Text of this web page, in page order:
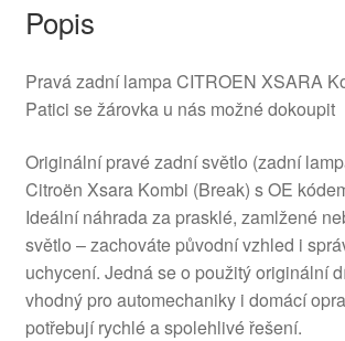
Popis
Pravá zadní lampa CITROEN XSARA
Patici se žárovka u nás možné dokoupit
Originální pravé zadní světlo (zadní
Citroën Xsara Kombi (Break) s OE
Ideální náhrada za prasklé, zamlžené
světlo – zachováte původní vzhled i
uchycení. Jedná se o použitý originální
vhodný pro automechaniky i domácí
potřebují rychlé a spolehlivé řešení.